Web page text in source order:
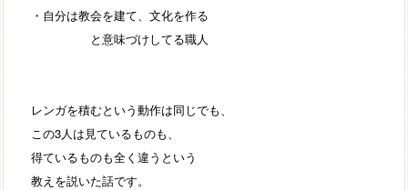
・自分は教会を建て、文化を作る
と意味づけしてる職人
レンガを積むという動作は同じでも、
この3人は見ているものも、
得ているものも全く違うという
教えを説いた話です。